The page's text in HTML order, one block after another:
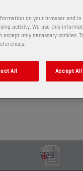
d'un lubrifiant
est un
à
de verrouillage.
2410
formats et
TDS
on your browser and in
activity. We use this
only necessary cookies.
All Accept All